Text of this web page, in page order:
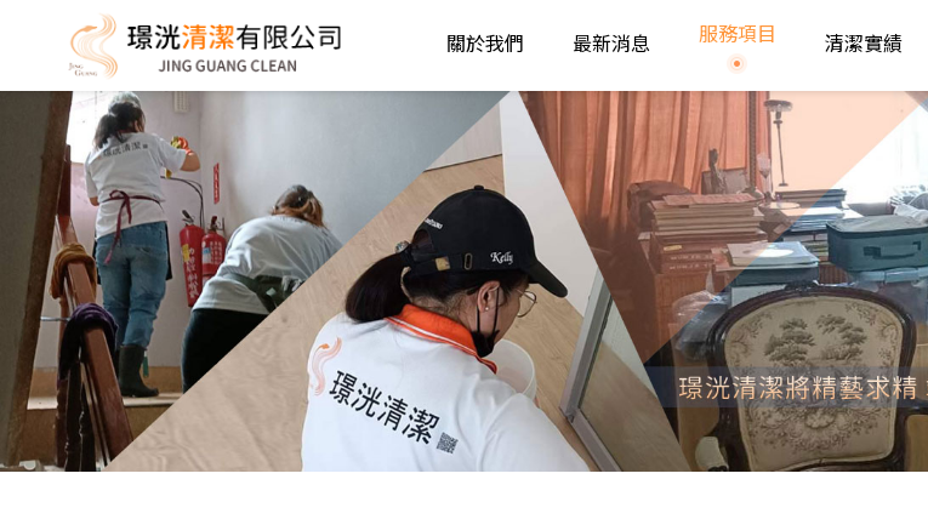
關於我們 最新消息 服務項目 清潔實績